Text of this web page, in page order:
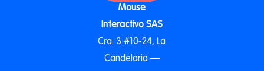
Mouse
Interactivo SAS
Cra. 3 #10-24, La
Candelaria —